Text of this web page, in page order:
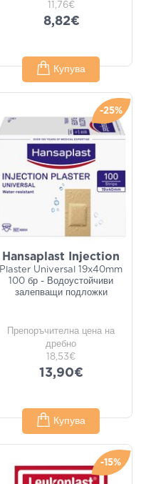
11,76€
8,82€
Купува
-25%
Hansaplast Injection
Plaster Universal 19x40mm
100 бр - Водоустойчиви
залепващи подложки
Препоръчителна цена на
дребно
18,53€
13,90€
Купува
-15%